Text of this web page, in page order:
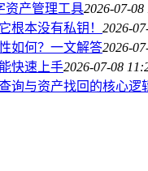
资产管理工具2026-07-08
根本没有私钥！ 2026-
如何？一文解答2026-
快速上手2026-07-08
询与资产找回的核心逻